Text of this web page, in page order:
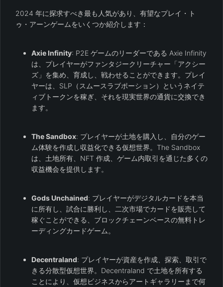
2024 年に探求すべき最も人気があり、有望なプレイ・ト
ゥ・アーンゲームをいくつか紹介します：
Axie Infinity: P2E ゲームのリーダーである Axie Infinity
は、プレイヤーがファンタジークリーチャー「アクシー
ズ」を集め、育成し、戦わせることができます。プレイ
ヤーは、SLP（スムースラブポーション）というネイテ
ィブトークンを稼ぎ、それを現実世界の通貨に交換でき
ます。
The Sandbox: プレイヤーが土地を購入し、自分のゲー
ム体験を作成し収益化できる仮想世界。The Sandbox
は、土地所有、NFT 作成、ゲーム内取引を通じた多くの
収益機会を提供します。
Gods Unchained: プレイヤーがデジタルカードを本当
に所有し、試合に勝利し、二次市場でカードを販売して
稼ぐことができる、ブロックチェーンベースの無料トレ
ーディングカードゲーム。
Decentraland: プレイヤーが資産を作成、探索、取引で
きる分散型仮想世界。Decentraland で土地を所有する
ことにより、仮想ビジネスからアートギャラリーまで何